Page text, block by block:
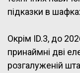
підказки в
Окрім ID.3, до
принаймні дві
розгалуженій